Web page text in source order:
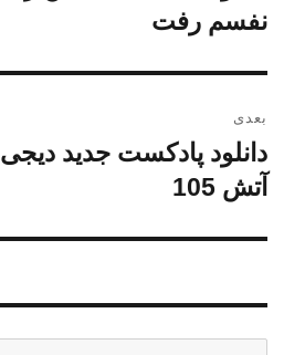
قبلی:
نفسم رفت
بعدی
نوشته
بعدی:
دانلود پادکست جدید دیجی
آتش 105